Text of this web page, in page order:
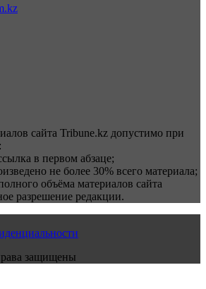
сайта Tribune.kz допустимо при
в первом абзаце;
не более 30% всего материала;
объёма материалов сайта
разрешение редакции.
защищены